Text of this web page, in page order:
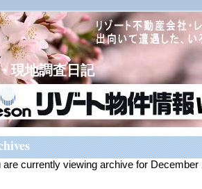
地調査日記
are currently viewing archive for December